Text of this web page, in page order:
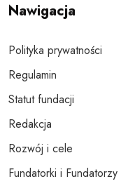
Nawigacja
Polityka prywatności
Regulamin
Statut fundacji
Redakcja
Rozwój i cele
Fundatorki i Fundatorzy